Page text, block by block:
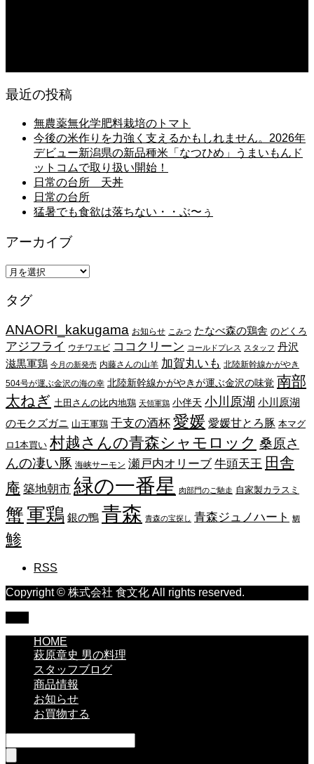
最近の投稿
無農薬無化学肥料栽培のトマト
今後の米作りを力強く支えるかもしれません。2026年
デビュー新潟県の新品種米「なつひめ」うまいもんド
ットコムで取り扱い開始！
日常の台所 天丼
日常の台所
猛暑でも食欲は落ちない・・ぶ〜ぅ
アーカイブ
ア
カ
ブ
タグ
ANAORI_kakugama お知らせ こみつ たなべ森の鶏舎 のどくろ
アジフライ ウチワエビ ココクリーン コールドプレス スタッフ 丹沢
滋黒軍鶏 今月の新発売 内藤さんの山羊 加賀丸いも 北陸新幹線かがやき
504号が運ぶ金沢の海の幸 北陸新幹線かがやきが運ぶ金沢の味覚 南部
太ねぎ 土田さんの比内地鶏 天領軍鶏 小伴天 小川原湖 小川原湖
のモクズガニ 山王軍鶏 干支の酒杯 愛媛 愛媛甘とろ豚 本マグ
ロ1本買い 村越さんの青森シャモロック 桑原さ
んの凄い豚 海峡サーモン 瀬戸内オリーブ 牛頭天王 田舎
庵 築地朝市 緑の一番星 肉部門のご馳走 自家製カラスミ
蟹軍鶏 銀の鴨 青森 青森の宝探し 青森ジュノハート 鯛
鯵
RSS
Copyright © 株式会社 食文化 All rights reserved.
HOME
萩原章史 男の料理
スタッフブログ
商品情報
お知らせ
お買物する